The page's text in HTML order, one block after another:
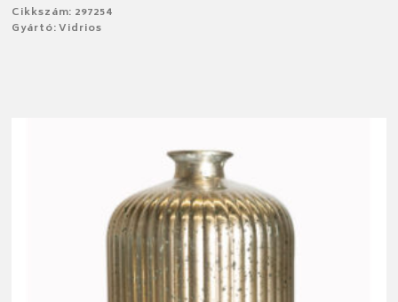
Cikkszám: 297254
Gyártó: Vidrios